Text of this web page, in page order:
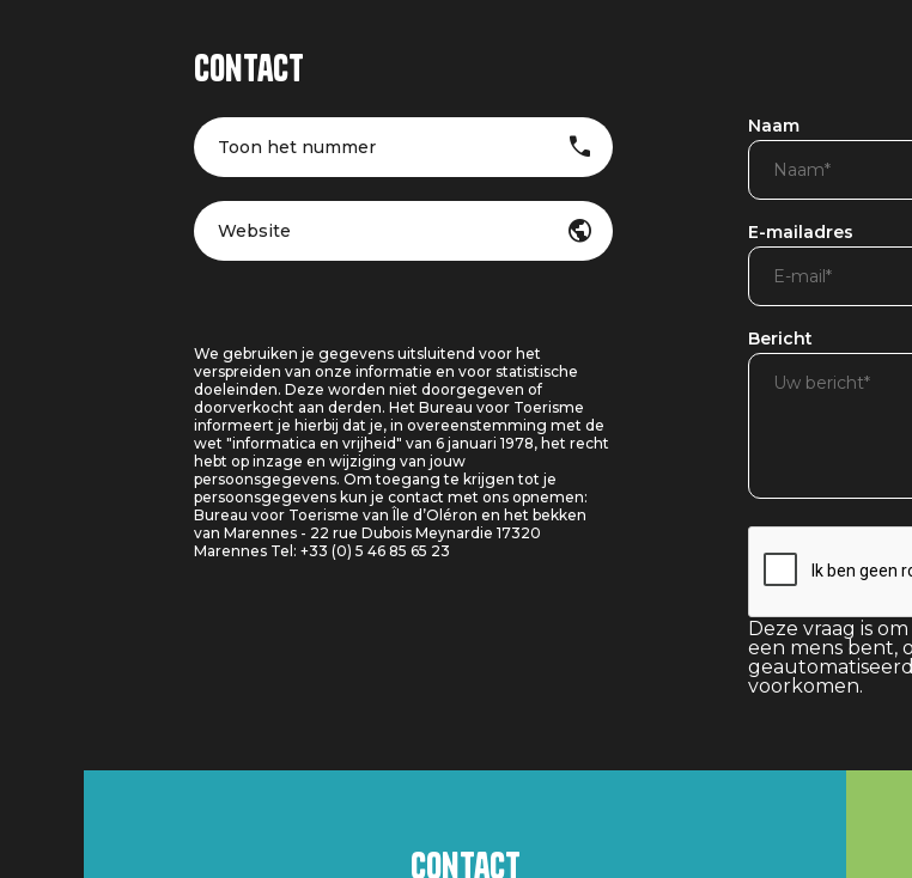
Contact
Toon het nummer
Website
We gebruiken je gegevens uitsluitend voor het
verspreiden van onze informatie en voor statistische
doeleinden. Deze worden niet doorgegeven of
doorverkocht aan derden. Het Bureau voor Toerisme
informeert je hierbij dat je, in overeenstemming met de
wet "informatica en vrijheid" van 6 januari 1978, het recht
hebt op inzage en wijziging van jouw
persoonsgegevens. Om toegang te krijgen tot je
persoonsgegevens kun je contact met ons opnemen:
Bureau voor Toerisme van Île d’Oléron en het bekken
van Marennes - 22 rue Dubois Meynardie 17320
Marennes Tel: +33 (0) 5 46 85 65 23
Naam
E-mailadres
Bericht
Deze vraag is
een mens bent,
voorkomen.
Contact